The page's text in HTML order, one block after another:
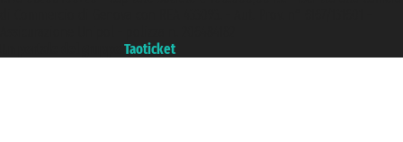
Taoticket